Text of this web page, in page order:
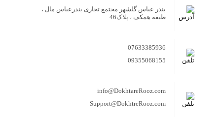
بندر عباس گلشهر مجتمع تجاری بندرعباس مال ،
طبقه همکف ، پلاک46
07633385936
09355068155
info@DokhtareRooz.com
Support@DokhtreRooz.com